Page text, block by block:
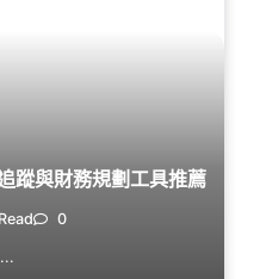
蹤與財務規劃工具推薦
0